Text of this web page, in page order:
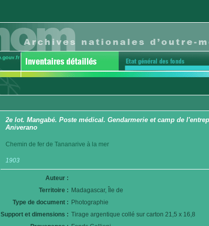
2e lot. Mangabé. Poste médical. Gendarmerie et camp de
Aniverano
Chemin de fer de Tananarive à la mer
1903
Auteur :
Territoire : Madagascar, Île de
Type de document : Photographie
Support et dimensions : Tirage argentique collé sur carton 21,5 x 16,8